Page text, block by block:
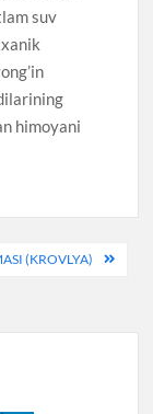
suv
himoyani
(KROVLYA)